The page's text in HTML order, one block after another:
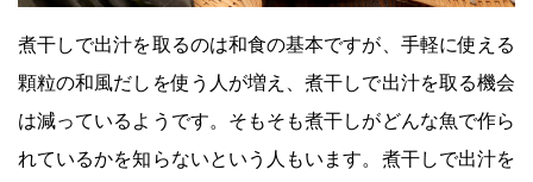
煮干しで出汁を取るのは和食の基本ですが、手軽に使える
顆粒の和風だしを使う人が増え、煮干しで出汁を取る機会
は減っているようです。そもそも煮干しがどんな魚で作ら
れているかを知らないという人もいます。煮干しで出汁を